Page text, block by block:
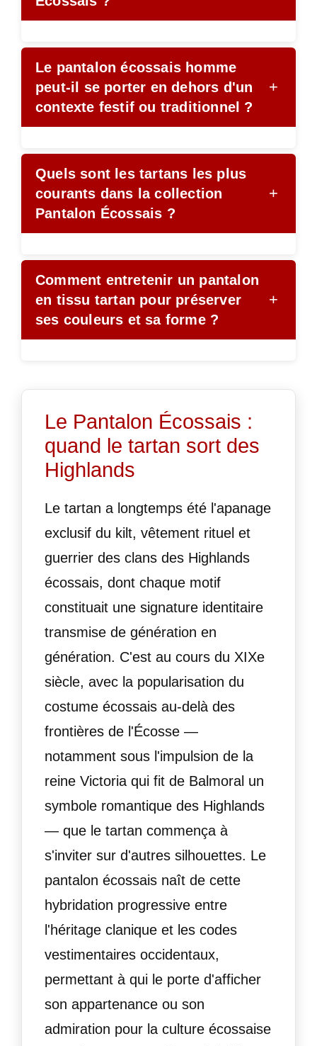
Le pantalon écossais homme
peut-il se porter en dehors d'un
contexte festif ou traditionnel ?
+
Quels sont les tartans les plus
courants dans la collection
Pantalon Écossais ?
+
Comment entretenir un pantalon
en tissu tartan pour préserver
ses couleurs et sa forme ?
+
Le Pantalon Écossais :
quand le tartan sort des
Highlands
Le tartan a longtemps été l'apanage
exclusif du kilt, vêtement rituel et
guerrier des clans des Highlands
écossais, dont chaque motif
constituait une signature identitaire
transmise de génération en
génération. C'est au cours du XIXe
siècle, avec la popularisation du
costume écossais au-delà des
frontières de l'Écosse —
notamment sous l'impulsion de la
reine Victoria qui fit de Balmoral un
symbole romantique des Highlands
— que le tartan commença à
s'inviter sur d'autres silhouettes. Le
pantalon écossais naît de cette
hybridation progressive entre
l'héritage clanique et les codes
vestimentaires occidentaux,
permettant à qui le porte d'afficher
son appartenance ou son
admiration pour la culture écossaise